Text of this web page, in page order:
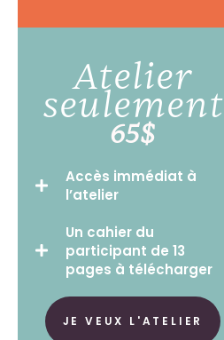
Atelier
seulement
65$
Accès immédiat à
l’atelier
Un cahier du
participant de 13
pages à télécharger
JE VEUX L'ATELIER